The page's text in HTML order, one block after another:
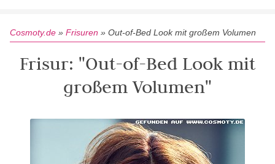
Cosmoty.de » Frisuren » Out-of-Bed Look mit großem Volumen
Frisur: "Out-of-Bed Look mit
großem Volumen"